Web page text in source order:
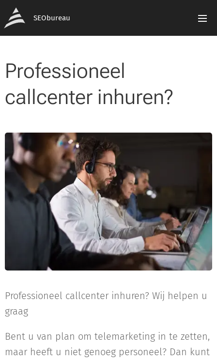
SEObureau
Professioneel
callcenter inhuren?
Professioneel callcenter inhuren? Wij helpen u
graag
Bent u van plan om telemarketing in te zetten,
maar heeft u niet genoeg personeel? Dan kunt